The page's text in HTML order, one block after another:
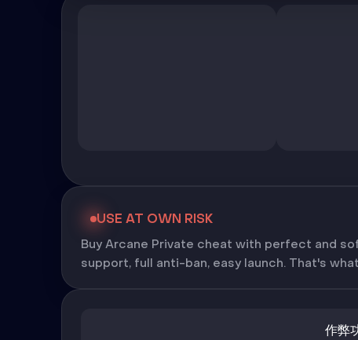
USE AT OWN RISK
Buy Arcane Private cheat with perfect and
support, full anti-ban, easy launch. That's
作弊